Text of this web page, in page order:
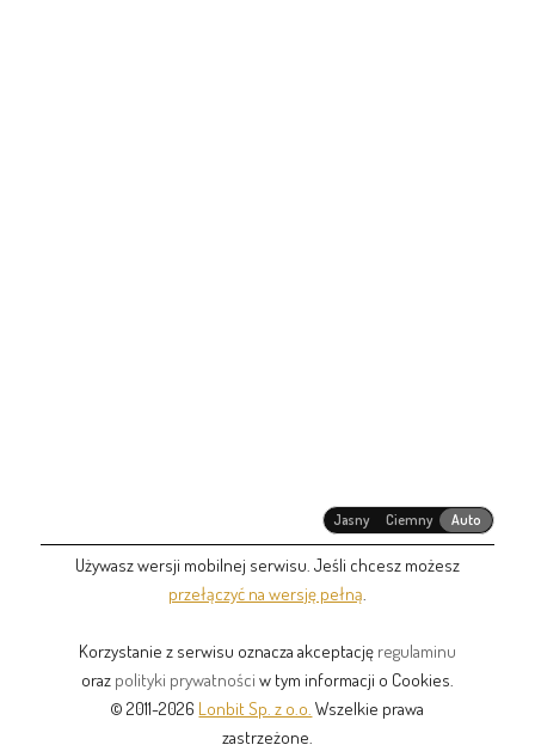
Jasny Ciemny Auto
Używasz wersji mobilnej serwisu. Jeśli chcesz możesz
przełączyć na wersję pełną
Korzystanie z serwisu oznacza akceptację regulaminu
oraz polityki prywatności w tym informacji o Cookies.
© 2011-2026 Lonbit Sp. z o.o. Wszelkie prawa
zastrzeżone.